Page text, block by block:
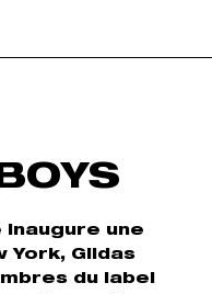
inaugure une
York, Gildas
du label